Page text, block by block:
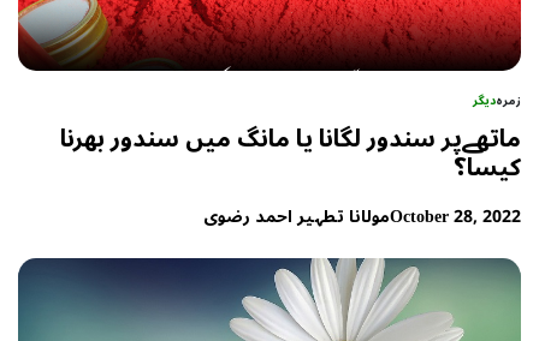
زمرہدیگر
ماتھےپر سندور لگانا یا مانگ میں سندور بھرنا
کیسا؟
October 28, 2022مولانا تطہیر احمد رضوی